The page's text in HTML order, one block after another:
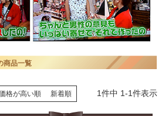
商品一覧
格が高い順 新着順 1件中 1-1件表示